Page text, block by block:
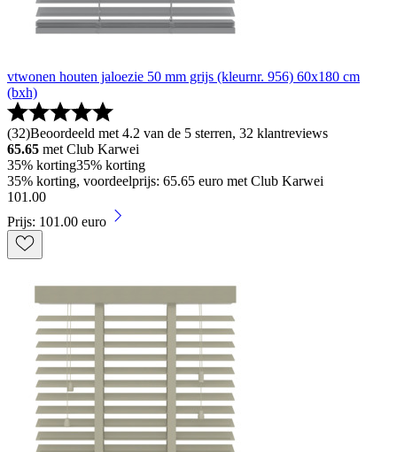
vtwonen houten jaloezie 50 mm grijs (kleurnr. 956) 60x180 cm
(bxh)
(32)Beoordeeld met 4.2 van de 5 sterren, 32 klantreviews
65.65 met Club Karwei
35% korting35% korting
35% korting, voordeelprijs: 65.65 euro met Club Karwei
101 .00
Prijs: 101.00 euro